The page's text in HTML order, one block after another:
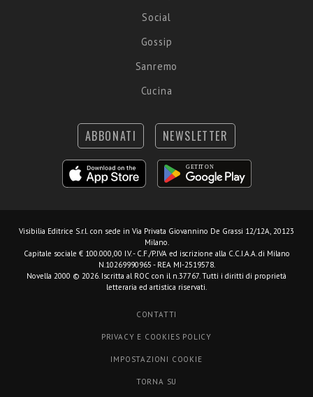
Social
Gossip
Sanremo
Cucina
ABBONATI NEWSLETTER
Visibilia Editrice S.r.l. con sede in Via Privata Giovannino De Grassi 12/12A, 20123
Milano.
Capitale sociale € 100.000,00 I.V. - C.F./P.IVA ed iscrizione alla C.C.I.A.A. di Milano
N.10269990965 - REA MI-2519578.
Novella 2000 © 2026. Iscritta al ROC con il n.37767. Tutti i diritti di proprietà
letteraria ed artistica riservati.
CONTATTI
PRIVACY E COOKIES POLICY
IMPOSTAZIONI COOKIE
TORNA SU